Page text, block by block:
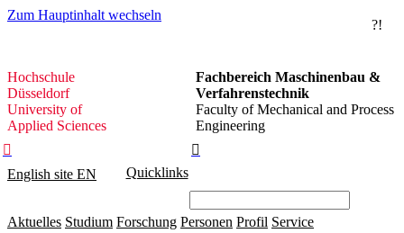
Zum Hauptinhalt wechseln
?!
Hochschule
Düsseldorf
Hochschule
Düsseldorf
University of
Applied Sciences
Fachbereich Maschinenbau &
Verfahrenstechnik
Faculty of Mechanical and Process
Engineering


English site EN Quicklinks
Aktuelles Studium Forschung Personen Profil Service